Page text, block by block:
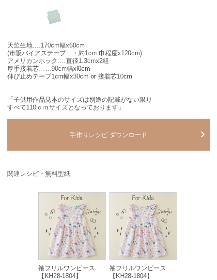
天竺生地….170cm幅x60cm
(市販バイアステープ…・約1cm 巾程度x120cm)
アメリカンホック….直径1.3cmx2組
厚手接着芯……90cm幅xl0cm
伸び止めテープ1cm幅x30cm or 接着芯10cm
「子供用作品見本のサイズは別途の記載がない限り
すべて110ｃｍサイズとなっております」
手作りレシピ ダウンロード
関連レシピ・無料型紙
袖フリルワンピース
【KH28-1804】
袖フリルワンピース
【KH28-1804】